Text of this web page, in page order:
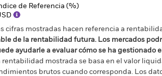
de Referencia (%)
cifras mostradas hacen referencia a
de la rentabilidad futura. Los mercados
ayudarle a evaluar cómo se ha gestionado
rentabilidad mostrada se basa en el valor
brutos cuando corresponda. Los